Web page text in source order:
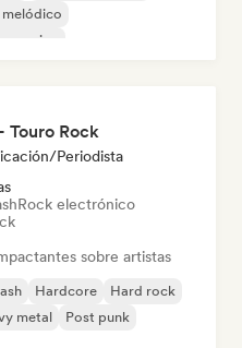
Touro Rock
Periodista
Rock electrónico
sobre artistas
Hardcore
Hard rock
metal
Post punk